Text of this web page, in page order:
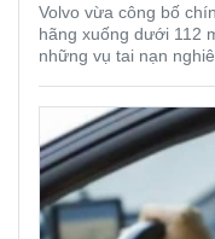
Volvo vừa công bố
hãng xuống dưới 112
những vụ tai nạn